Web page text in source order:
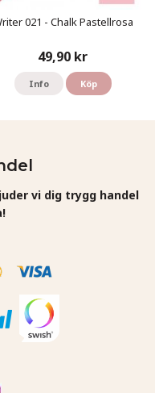
021 - Chalk Pastellrosa
49,90 kr
Info Köp
vi dig trygg handel